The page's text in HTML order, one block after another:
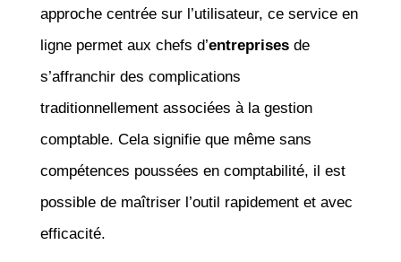
approche centrée sur l’utilisateur, ce service en
ligne permet aux chefs d’entreprisesde
s’affranchir des complications
traditionnellement associées à la gestion
comptable. Cela signifie que même sans
compétences poussées en comptabilité, il est
possible de maîtriser l’outil rapidement et avec
efficacité.